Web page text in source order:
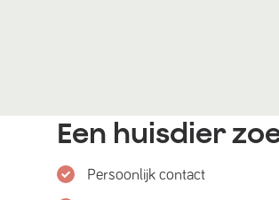
Een huisdier
Persoonlijk contact